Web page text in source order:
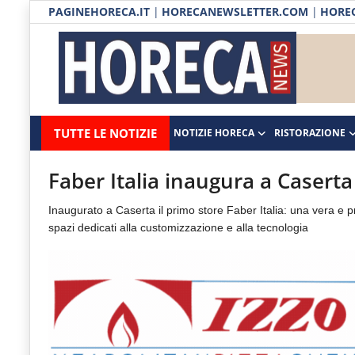
PAGINEHORECA.IT | HORECANEWSLETTER.COM |
Horecanews.it
-
Notizie
Horeca
Il
portale
Horeca
e
del
TUTTE LE NOTIZIE NOTIZIE HORECA RISTORAZIONE
Notizie HORECA
Ristorazione
Ospitalità
Distribuzione
Eventi
RUBRICHE
Faber Italia inaugura a
Inaugurato a Caserta il primo store Faber Italia: una vera e
spazi dedicati alla customizzazione e alla tecnologia